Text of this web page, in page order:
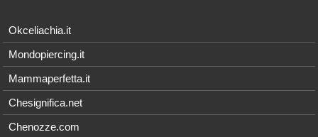
Okceliachia.it
Mondopiercing.it
Mammaperfetta.it
Chesignifica.net
Chenozze.com